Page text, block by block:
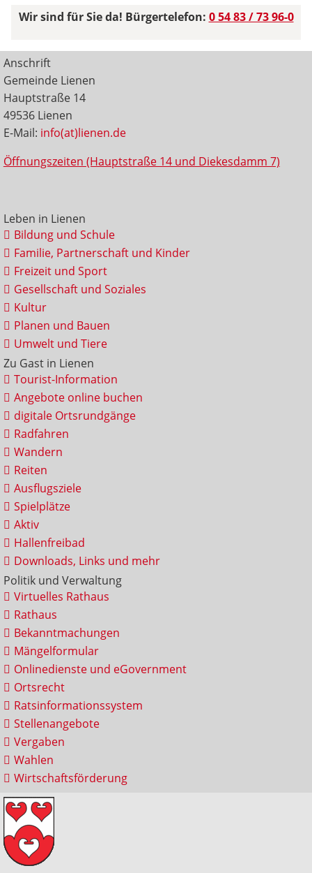
Wir sind für Sie da! Bürgertelefon: 0 54 83 / 73 96-0
Anschrift
Gemeinde Lienen
Hauptstraße 14
49536 Lienen
E-Mail: info(at)lienen.de
Öffnungszeiten (Hauptstraße 14 und Diekesdamm 7)
Leben in Lienen
Bildung und Schule
Familie, Partnerschaft und Kinder
Freizeit und Sport
Gesellschaft und Soziales
Kultur
Planen und Bauen
Umwelt und Tiere
Zu Gast in Lienen
Tourist-Information
Angebote online buchen
digitale Ortsrundgänge
Radfahren
Wandern
Reiten
Ausflugsziele
Spielplätze
Aktiv
Hallenfreibad
Downloads, Links und mehr
Politik und Verwaltung
Virtuelles Rathaus
Rathaus
Bekanntmachungen
Mängelformular
Onlinedienste und eGovernment
Ortsrecht
Ratsinformationssystem
Stellenangebote
Vergaben
Wahlen
Wirtschaftsförderung